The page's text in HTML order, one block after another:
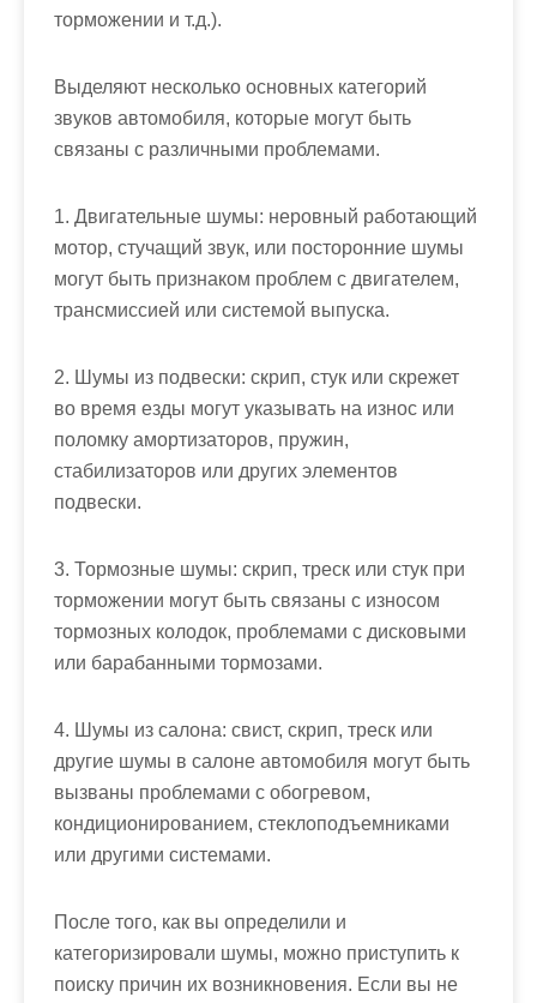
торможении и т.д.).
Выделяют несколько основных категорий
звуков автомобиля, которые могут быть
связаны с различными проблемами.
1. Двигательные шумы: неровный работающий
мотор, стучащий звук, или посторонние шумы
могут быть признаком проблем с двигателем,
трансмиссией или системой выпуска.
2. Шумы из подвески: скрип, стук или скрежет
во время езды могут указывать на износ или
поломку амортизаторов, пружин,
стабилизаторов или других элементов
подвески.
3. Тормозные шумы: скрип, треск или стук при
торможении могут быть связаны с износом
тормозных колодок, проблемами с дисковыми
или барабанными тормозами.
4. Шумы из салона: свист, скрип, треск или
другие шумы в салоне автомобиля могут быть
вызваны проблемами с обогревом,
кондиционированием, стеклоподъемниками
или другими системами.
После того, как вы определили и
категоризировали шумы, можно приступить к
поиску причин их возникновения. Если вы не